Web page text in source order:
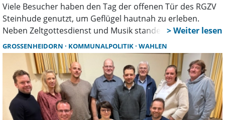
Viele Besucher haben den Tag der offenen Tür des RGZV
Steinhude genutzt, um Geflügel hautnah zu erleben.
Neben Zeltgottesdienst und Musik standen vor allem
Tierkontakte, Kinderaktionen und kunstvoll gestaltete Eier
im Mittelpunkt.
GROSSENHEIDORN KOMMUNALPOLITIK WAHLEN